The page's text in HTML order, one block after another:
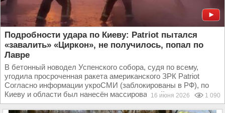
Подробности удара по Киеву: Patriot пытался
«завалить» «Циркон», не получилось, попал по
Лавре
В бетонный новодел Успенского собора, судя по всему,
угодила просроченная ракета американского ЗРК Patriot
Согласно информации укроСМИ (заблокированы в РФ), по
Киеву и области был нанесён массированный, но не...
16 июня 2026 1 090